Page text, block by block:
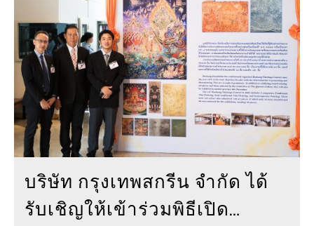
บริษัท กรุงเทพสกรีน จำกัด ได้
รับเชิญให้เข้าร่วมพิธีเปิด